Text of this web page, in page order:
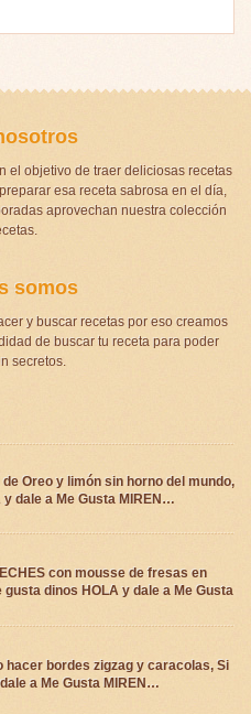
el objetivo de traer deliciosas recetas
esa receta sabrosa en el día,
aprovechan nuestra colección
somos
y buscar recetas por eso creamos
de buscar tu receta para poder
secretos.
Oreo y limón sin horno del mundo,
dale a Me Gusta MIREN…
con mousse de fresas en
dinos HOLA y dale a Me Gusta
hacer bordes zigzag y caracolas, Si
a Me Gusta MIREN…